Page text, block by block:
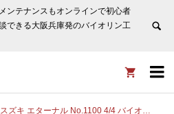
ンテナンスもオンラインで初心者
できる大阪兵庫発のバイオリン工


スズキ エターナル No.1100 4/4 バイオリン 1988
サカ工房長にLINE相談も頂けま
。非表示